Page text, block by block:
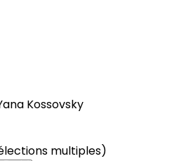
Kossovsky
multiples)